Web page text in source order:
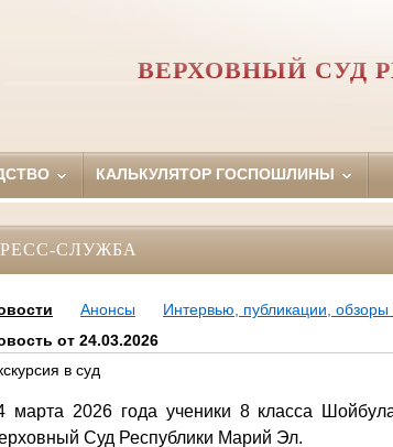
ВЕРХОВНЫЙ СУД
КАЛЬКУЛЯТОР ГОСПОШЛИНЫ
СЛУЖБА
Анонсы Интервью, публикации,
от 24.03.2026
в суд
марта 2026 года ученики 8 класса
Суд Республики Марий Эл.